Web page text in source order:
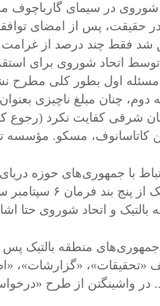
شوروی در سیمای گارباچوف
حقیقت، پس از امضای
فقط چند درصد از غرامت
اتحاد شوروی برای
مسئله اول بطور کلی مطرح
دوم، چنان مبلغ ناچیزی
شرقی کفایت نکرد (رجوع
کاتاسانوف، مسکو. مؤسسه
با جمهوری‌های حوزه
بالتیک و اتحاد شوروی حتا
جمهوری‌های منطقه بالتیک پس
«تحقیقات»، «گزارشات»،
در واشینگتن از طرح